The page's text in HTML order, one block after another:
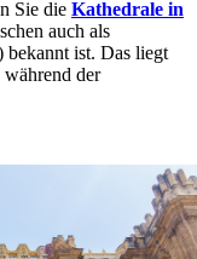
Sie die Kathedrale in
auch als
bekannt ist. Das liegt
während der